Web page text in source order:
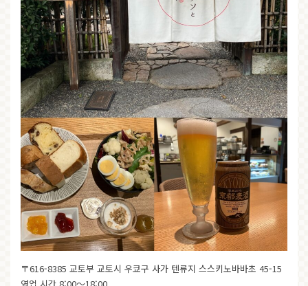
〒616-8385 교토부 교토시 우쿄구 사가 텐류지 스스키노바바초 45-15